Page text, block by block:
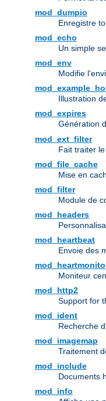
mod_dumpio
Enregistre
mod_echo
Un simple
mod_env
Modifie
Illustration
mod_expires
Génération
mod_ext_filter
Fait traiter
mod_file_cache
Mise en
mod_filter
Module de
mod_headers
mod_heartbeat
Envoie des
Moniteur
mod_http2
Support for
mod_ident
Recherche
mod_imagemap
Traitement
mod_include
Documents
mod_info